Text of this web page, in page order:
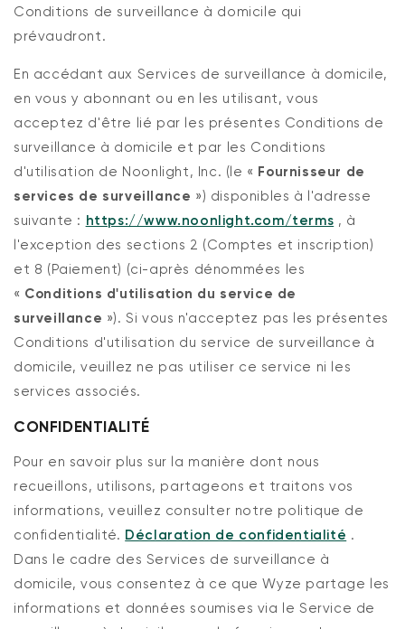
Conditions de surveillance à domicile qui
prévaudront.
En accédant aux Services de surveillance à domicile,
en vous y abonnant ou en les utilisant, vous
acceptez d'être lié par les présentes Conditions de
surveillance à domicile et par les Conditions
d'utilisation de Noonlight, Inc. (le « Fournisseur de
services de surveillance ») disponibles à l'adresse
suivante : https://www.noonlight.com/terms , à
l'exception des sections 2 (Comptes et inscription)
et 8 (Paiement) (ci-après dénommées les
« Conditions d'utilisation du service de
surveillance »). Si vous n'acceptez pas les présentes
Conditions d'utilisation du service de surveillance à
domicile, veuillez ne pas utiliser ce service ni les
services associés.
CONFIDENTIALITÉ
Pour en savoir plus sur la manière dont nous
recueillons, utilisons, partageons et traitons vos
informations, veuillez consulter notre politique de
confidentialité. Déclaration de confidentialité .
Dans le cadre des Services de surveillance à
domicile, vous consentez à ce que Wyze partage les
informations et données soumises via le Service de